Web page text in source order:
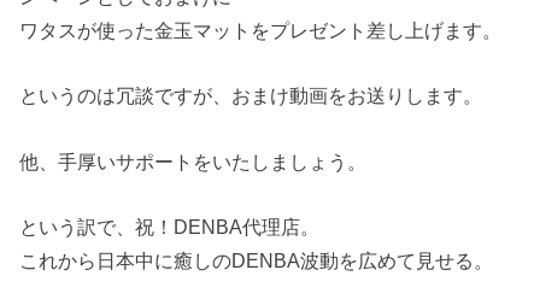
ワタスが使った金玉マットをプレゼント差し上げます。
というのは冗談ですが、おまけ動画をお送りします。
他、手厚いサポートをいたしましょう。
という訳で、祝！DENBA代理店。
これから日本中に癒しのDENBA波動を広めて見せる。